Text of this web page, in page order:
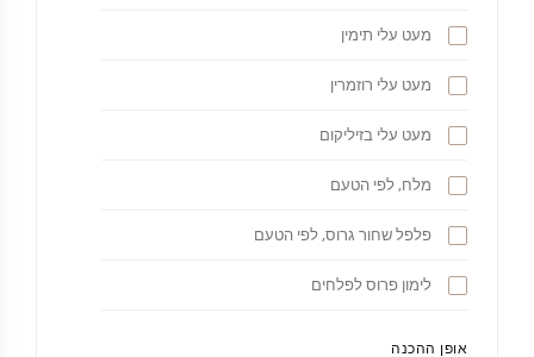
מעט עלי תימין
מעט עלי רוזמרין
מעט עלי בזיליקום
מלח, לפי הטעם
פלפל שחור גרוס, לפי הטעם
לימון פרוס לפלחים
אופן ההכנה